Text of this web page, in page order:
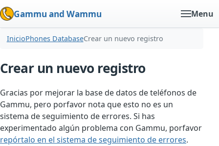
Gammu and Wammu Menu
InicioPhones DatabaseCrear un nuevo registro
Crear un nuevo registro
Gracias por mejorar la base de datos de teléfonos de
Gammu, pero porfavor nota que esto no es un
sistema de seguimiento de errores. Si has
experimentado algún problema con Gammu, porfavor
repórtalo en el sistema de seguimiento de errores.